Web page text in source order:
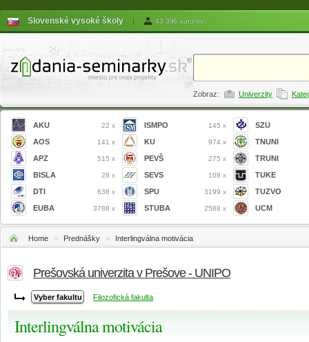
Slovenské vysoké školy | 43 396 autorov
Zobraz: Univerzity
AKU 22 x
AOS 141 x
APZ 515 x
BISLA 28 x
DTI 638 x
EUBA 3788 x
ISMPO 145 x
KU 974 x
PEVŠ 275 x
SEVS 108 x
SPU 3199 x
STUBA 2588 x
SZU
TNUNI
TRUNI
TUKE
TUZVO
UCM
Home » Prednášky » Interlingválna motivácia
Prešovská univerzita v Prešove - UNIPO
Filozofická fakulta
Interlingválna motivácia